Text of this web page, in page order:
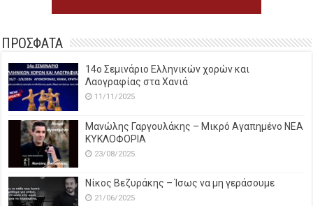
ΠΡΟΣΦΑΤΑ
14o Σεμινάριο Ελληνικών χορών και
Λαογραφίας στα Χανιά
11/11/2025
Μανώλης Γαργουλάκης – Μικρό Αγαπημένο NEΑ
ΚΥΚΛΟΦΟΡΙΑ
23/08/2025
Νίκος Βεζυράκης – Ίσως να μη γεράσουμε
21/06/2025